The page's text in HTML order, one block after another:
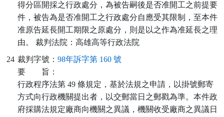
得分區開採之行政處分，為被告嗣後是否准開工之前提要
件，被告為是否准開工之行政處分自應受其限制，至本件
准原告延長開工期限之原處分，則是以之作為准延長之理
由。 裁判法院：高雄高等行政法院
24 裁判字號： 98年訴字第 160 號
要
旨：
行政程序法第 49 條規定，基於法規之申請，以掛號郵寄
方式向行政機關提出者，以交郵當日之郵戳為準。本件政
府採購法規定廠商向機關之異議，機關收受廠商之異議日